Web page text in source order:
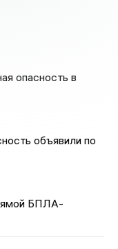
опасность в
объявили по
БПЛА-